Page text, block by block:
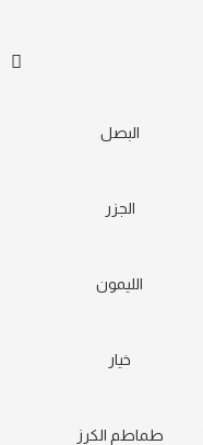
البصل
الجزر
الليمون
خيار
طماطم الكرز